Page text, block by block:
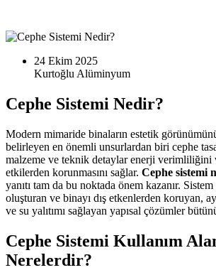
24 Ekim 2025
Cephe Sistemi Nedir?
Modern mimaride binaların estetik görünümünü
belirleyen en önemli unsurlardan biri cephe
malzeme ve teknik detaylar enerji verimliliğini
etkilerden korunmasını sağlar. Cephe sistemi
yanıtı tam da bu noktada önem kazanır. Sistem
oluşturan ve binayı dış etkenlerden koruyan,
ve su yalıtımı sağlayan yapısal çözümler
Cephe Sistemi Kullanım
Nerelerdir?